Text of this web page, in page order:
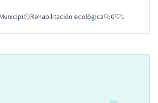
Rehabilitación ecológica 0 1